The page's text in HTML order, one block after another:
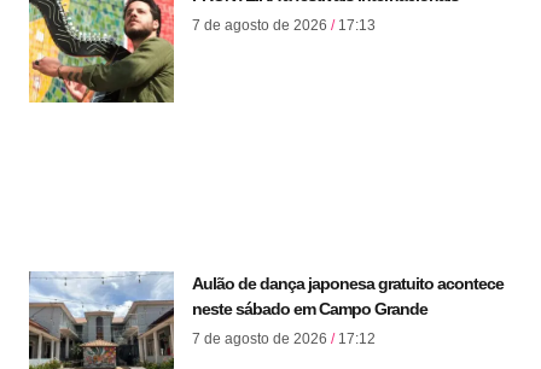
7 de agosto de 2026 17:13
Aulão de dança japonesa gratuito acontece
neste sábado em Campo Grande
7 de agosto de 2026 17:12